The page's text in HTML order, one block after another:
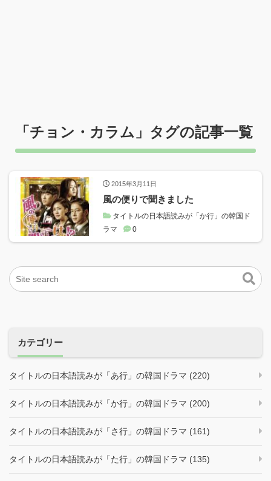
「チョン・カラム 」タグの記事一覧
2015年3月11日
風の便りで聞きました
タイトルの日本語読みが「か行」の韓国ド
ラマ
0
カテゴリー
タイトルの日本語読みが「あ行」の韓国ドラマ (220)
タイトルの日本語読みが「か行」の韓国ドラマ (200)
タイトルの日本語読みが「さ行」の韓国ドラマ (161)
タイトルの日本語読みが「た行」の韓国ドラマ (135)